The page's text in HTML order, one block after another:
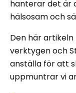
hanterar det är
hälsosam och
Den här
verktygen och
anställa för att
uppmuntrar vi